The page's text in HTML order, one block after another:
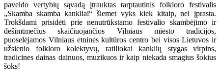
paveldo vertybių sąvadą įtrauktas tarptautinis folkloro festivalis
„Skamba skamba kankliai“ šiemet vyks kiek kitaip, nei įprasta.
Trokšdami prisidėti prie nenutrūkstamo festivalio skambėjimo ir
dešimtmečius skaičiuojančios Vilniaus miesto tradicijos,
puoselėjamos Vilniaus etninės kultūros centro bei visos Lietuvos ir
užsienio folkloro kolektyvų, ratiliokai kanklių stygas virpins,
tradicines dainas dainuos, muzikuos ir kaip niekada smagius šokius
šoks!